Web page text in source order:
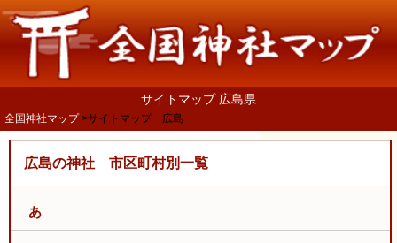
サイトマップ 広島県
全国神社マップ サイトマップ 広島
広島の神社 市区町村別一覧
あ